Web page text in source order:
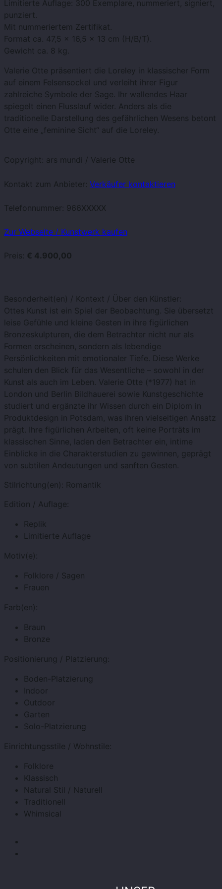
Limitierte Auflage: 300 Exemplare, nummeriert, signiert,
punziert.
Mit nummeriertem Zertifikat.
Format ca. 47,5 x 16,5 x 13 cm (H/B/T).
Gewicht ca. 8 kg.
Valerie Otte präsentiert die Loreley in klassischer Form
auf einem Felsensockel und verleiht ihrer Figur
zahlreiche Symbole der Sage. Ihr wallendes Haar
spiegelt einen Flusslauf wider. Anders als die
traditionelle Darstellung des gefährlichen Wesens betont
Otte eine „feminine Sicht“ auf die Loreley.
Copyright: ars mundi / Valerie Otte
Kontakt zum Anbieter: Verkäufer kontaktieren
Telefonnummer: 966XXXXX
Zur Webseite / Kunstwerk kaufen
Preis: € 4.900,00
Besonderheit(en) / Kontext / Über den Künstler:
Ottes Kunst ist ein Spiel der Beobachtung. Sie übersetzt
leise Gefühle und kleine Gesten in ihre figürlichen
Bronzeskulpturen, die dem Betrachter nicht nur als
Formen erscheinen, sondern als lebendige
Persönlichkeiten mit emotionaler Tiefe. Diese Werke
schulen den Blick für das Wesentliche – sowohl in der
Kunst als auch im Leben. Valerie Otte (*1977) hat in
London und Berlin Bildhauerei sowie Kunstgeschichte
studiert und ergänzte ihr Wissen durch ein Diplom in
Produktdesign in Potsdam, was ihren vielseitigen Ansatz
prägt. Ihre figürlichen Arbeiten, oft keine Porträts im
klassischen Sinne, laden den Betrachter ein, intime
Einblicke in die Charakterstudien zu gewinnen, geprägt
von subtilen Andeutungen und sanften Gesten.
Stilrichtung(en): Romantik
Edition / Auflage:
Replik
Limitierte Auflage
Motiv(e):
Folklore / Sagen
Frauen
Farb(en):
Braun
Bronze
Positionierung / Platzierung:
Boden-Platzierung
Indoor
Outdoor
Garten
Solo-Platzierung
Einrichtungsstile / Wohnstile:
Folklore
Klassisch
Natural Stil / Naturell
Traditionell
Whimsical